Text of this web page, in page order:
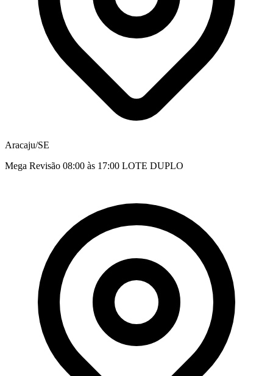
Aracaju/SE
Mega Revisão 08:00 às 17:00 LOTE DUPLO